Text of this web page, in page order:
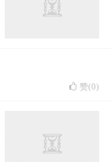
赞(0)